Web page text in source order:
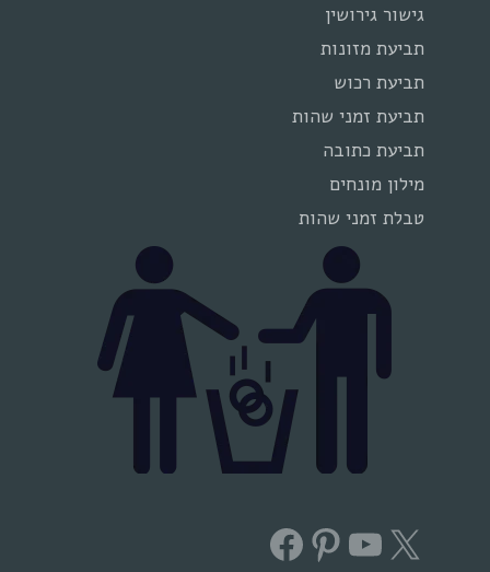
גישור גירושין
תביעת מזונות
תביעת רכוש
תביעת זמני שהות
תביעת כתובה
מילון מונחים
טבלת זמני שהות
X
YouTube
Pinterest
Facebook